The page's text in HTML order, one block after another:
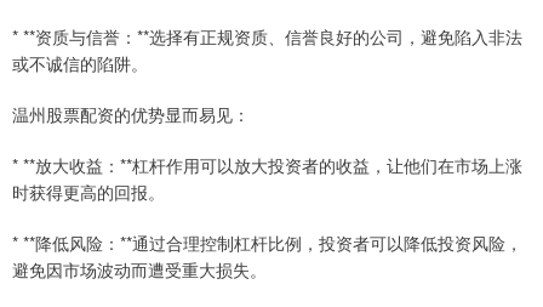
* **资质与信誉：**选择有正规资质、信誉良好的公司，避免陷入非法
或不诚信的陷阱。
温州股票配资的优势显而易见：
* **放大收益：**杠杆作用可以放大投资者的收益，让他们在市场上涨
时获得更高的回报。
* **降低风险：**通过合理控制杠杆比例，投资者可以降低投资风险，
避免因市场波动而遭受重大损失。